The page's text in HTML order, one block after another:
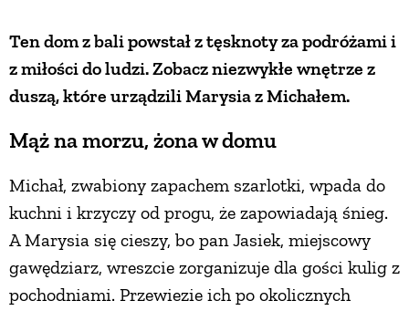
Ten dom z bali powstał z tęsknoty za podróżami i
z miłości do ludzi. Zobacz niezwykłe wnętrze z
duszą, które urządzili Marysia z Michałem.
Mąż na morzu, żona w domu
Michał, zwabiony zapachem szarlotki, wpada do
kuchni i krzyczy od progu, że zapowiadają śnieg.
A Marysia się cieszy, bo pan Jasiek, miejscowy
gawędziarz, wreszcie zorganizuje dla gości kulig z
pochodniami. Przewiezie ich po okolicznych
ZWIERZĘTA W NATURZE
GRZYBY
RĘKODZIEŁO
RZEMIOSŁO